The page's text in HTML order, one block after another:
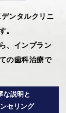
ンタルクリニ
。
、インプラン
の歯科治療で
な説明と
セリング